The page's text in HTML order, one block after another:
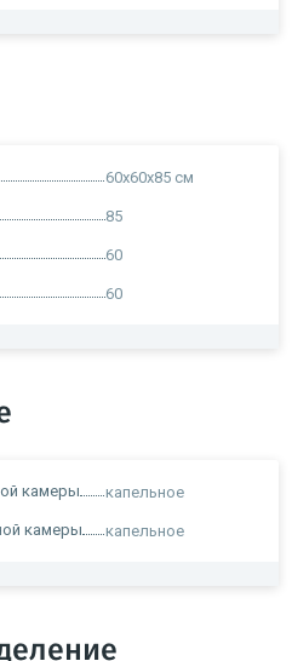
60x60x85 см
85
60
60
камеры капельное
камеры капельное